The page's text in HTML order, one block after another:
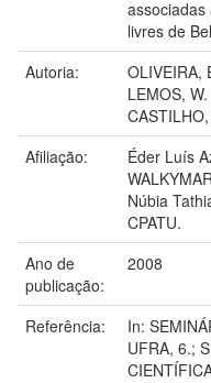
livres de
Autoria:
OLIVEIRA,
LEMOS, W.
Afiliação:
Éder Luís
Núbia
CPATU.
Ano de
publicação:
2008
Referência:
In:
UFRA, 6.;